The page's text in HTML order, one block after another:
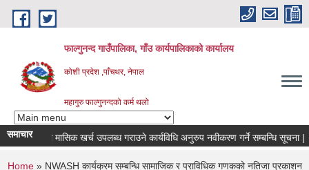
Skip to main content
फाल्गुनन्द गाउँपालिका, गाँउ कार्यपालिकाको कार्यालय
कोशी प्रदेश ,पाँचथर, नेपाल
महागुरु फाल्गुनन्दको कर्म थलो
समाचार मासिक खर्च उपलब्ध गराउने कार्यविधि अनुरुप नवीकरण गर्ने सम्बन्धि सूचना |
Home» NWASH कार्यक्रम सम्बन्धि सामाजिक र प्राविधिक गणकको नतिजा प्रकाशन